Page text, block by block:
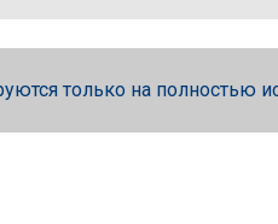
только на